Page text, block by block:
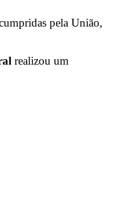
pela União,
realizou um